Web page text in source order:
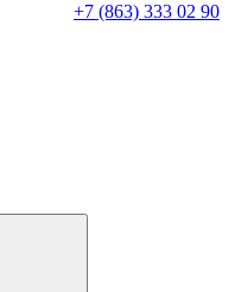
+7 (863) 333 02 90